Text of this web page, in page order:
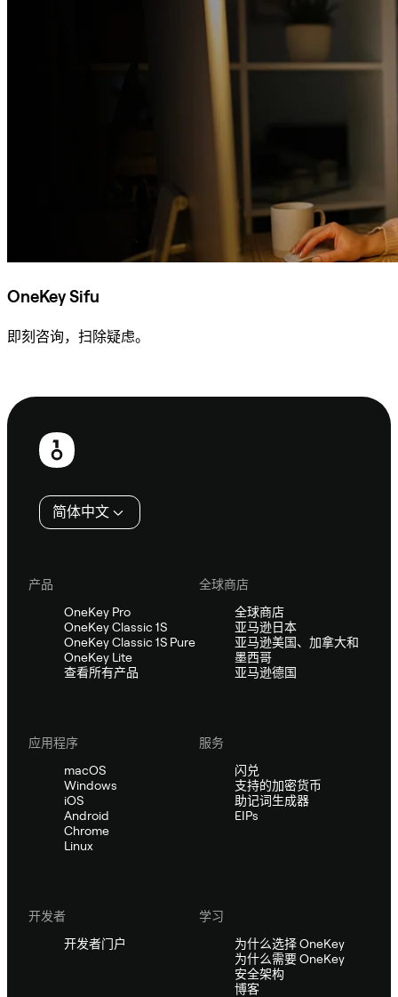
OneKey Sifu
即刻咨询，扫除疑虑。
页
简体中文
产品
OneKey Pro
OneKey Classic 1S
OneKey Classic 1S Pure
OneKey Lite
查看所有产品
全球商店
全球商店
亚马逊日本
亚马逊美国、加拿大和
墨西哥
亚马逊德国
应用程序
macOS
Windows
iOS
Android
Chrome
Linux
服务
闪兑
支持的加密货币
助记词生成器
EIPs
开发者
开发者门户
学习
为什么选择 OneKey
为什么需要 OneKey
安全架构
博客